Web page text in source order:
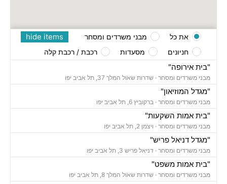
"בית אירופה"
מבני משרדים ומסחר · שדרות שאול המלך 37, תל אביב יפו
"מגדל המוזיאון"
מבני משרדים ומסחר · ברקוביץ 6, תל אביב יפו
"בית אמות השקעות"
מבני משרדים ומסחר · ויצמן 2, תל אביב יפו
"מגדל דניאל פריש"
מבני משרדים ומסחר · דניאל פריש 3, תל אביב יפו
"בית אמות משפט"
מבני משרדים ומסחר · שדרות שאול המלך 8, תל אביב יפו
hide items את כל
מבני משרדים ומסחר
חניונים
מסעדות רכבת / רכבת קלה